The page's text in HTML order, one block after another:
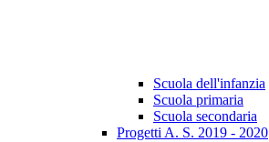
Scuola dell'infanzia
Scuola primaria
Scuola secondaria
Progetti A. S. 2019 - 2020